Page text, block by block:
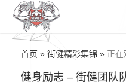
首页 » 街健精彩集锦 » 正在
健身励志 – 街健团队